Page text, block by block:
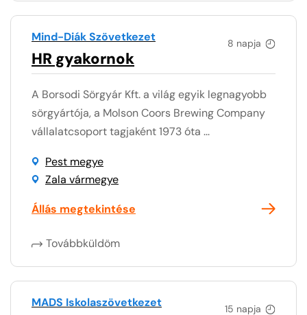
8 napja
Mind-Diák Szövetkezet
HR gyakornok
A Borsodi Sörgyár Kft. a világ egyik legnagyobb
sörgyártója, a Molson Coors Brewing Company
vállalatcsoport tagjaként 1973 óta ...
Pest megye
Zala vármegye
Állás megtekintése
Továbbküldöm
15 napja
MADS Iskolaszövetkezet